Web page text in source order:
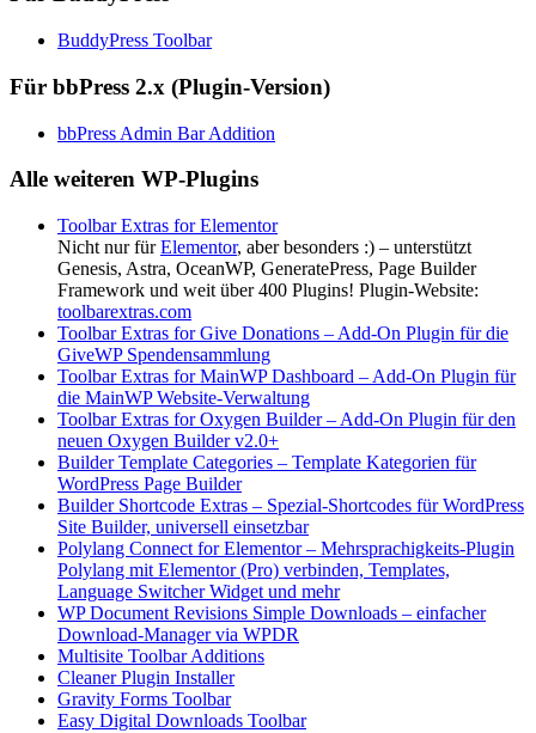
BuddyPress Toolbar
Für bbPress 2.x (Plugin-Version)
bbPress Admin Bar Addition
Alle weiteren WP-Plugins
Toolbar Extras for Elementor
Nicht nur fürElementor, aber besonders :) – unterstützt
Genesis, Astra, OceanWP, GeneratePress, Page Builder
Framework und weit über 400 Plugins! Plugin-Website:
toolbarextras.com
Toolbar Extras for Give Donations – Add-On Plugin für die
GiveWP Spendensammlung
Toolbar Extras for MainWP Dashboard – Add-On Plugin für
die MainWP Website-Verwaltung
Toolbar Extras for Oxygen Builder – Add-On Plugin für den
neuen Oxygen Builder v2.0+
Builder Template Categories – Template Kategorien für
WordPress Page Builder
Builder Shortcode Extras – Spezial-Shortcodes für WordPress
Site Builder, universell einsetzbar
Polylang Connect for Elementor – Mehrsprachigkeits-Plugin
Polylang mit Elementor (Pro) verbinden, Templates,
Language Switcher Widget und mehr
WP Document Revisions Simple Downloads – einfacher
Download-Manager via WPDR
Multisite Toolbar Additions
Cleaner Plugin Installer
Gravity Forms Toolbar
Easy Digital Downloads Toolbar